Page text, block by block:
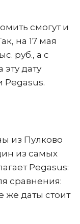
смогут и
на 17 мая
руб., а с
эту дату
Pegasus.
из Пулково
из самых
Pegasus:
сравнения:
же даты стоит